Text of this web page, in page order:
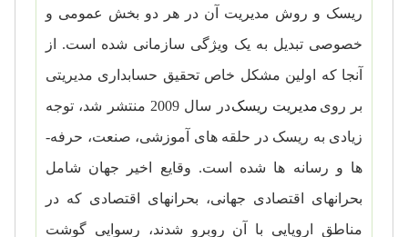
ریسک و روش مدیریت آن در هر دو بخش عمومی و
خصوصی تبدیل به یک ویژگی سازمانی شده است. از
آنجا که اولین مشکل خاص تحقیق حسابداری مدیریتی
بر رویمدیریت ریسک
در سال 2009 منتشر شد، توجه
زیادی به ریسک در حلقه­ های آموزشی، صنعت، حرفه­
ها و رسانه­ ها شده است. وقایع اخیر جهان شامل
بحران­های اقتصادی جهانی، بحران­های اقتصادی که در
مناطق اروپایی با آن روبرو شدند، رسوایی گوشت